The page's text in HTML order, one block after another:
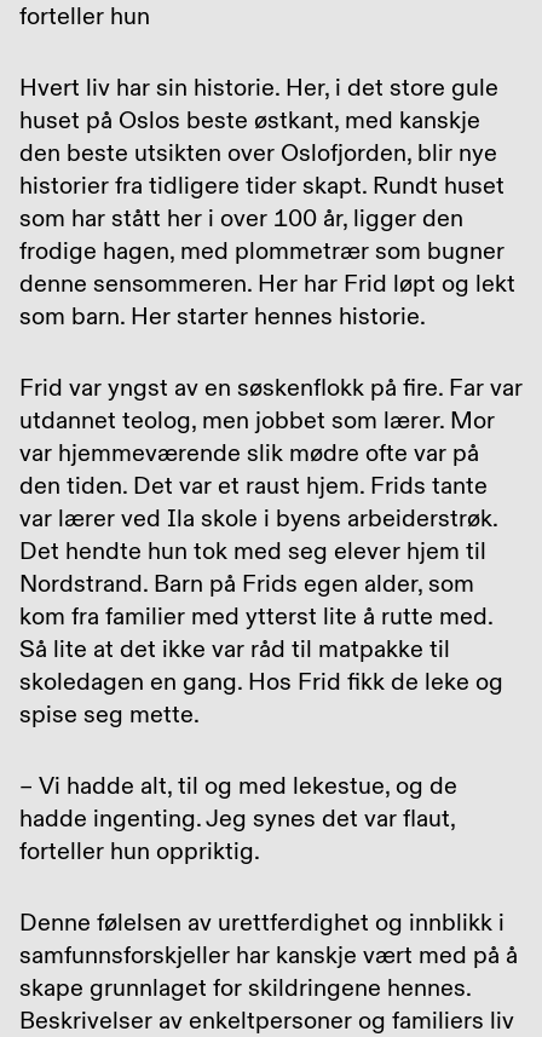
forteller hun
Hvert liv har sin historie. Her, i det store gule
huset på Oslos beste østkant, med kanskje
den beste utsikten over Oslofjorden, blir nye
historier fra tidligere tider skapt. Rundt huset
som har stått her i over 100 år, ligger den
frodige hagen, med plommetrær som bugner
denne sensommeren. Her har Frid løpt og lekt
som barn. Her starter hennes historie.
Frid var yngst av en søskenflokk på fire. Far var
utdannet teolog, men jobbet som lærer. Mor
var hjemmeværende slik mødre ofte var på
den tiden. Det var et raust hjem. Frids tante
var lærer ved Ila skole i byens arbeiderstrøk.
Det hendte hun tok med seg elever hjem til
Nordstrand. Barn på Frids egen alder, som
kom fra familier med ytterst lite å rutte med.
Så lite at det ikke var råd til matpakke til
skoledagen en gang. Hos Frid fikk de leke og
spise seg mette.
– Vi hadde alt, til og med lekestue, og de
hadde ingenting. Jeg synes det var flaut,
forteller hun oppriktig.
Denne følelsen av urettferdighet og innblikk i
samfunnsforskjeller har kanskje vært med på å
skape grunnlaget for skildringene hennes.
Beskrivelser av enkeltpersoner og familiers liv